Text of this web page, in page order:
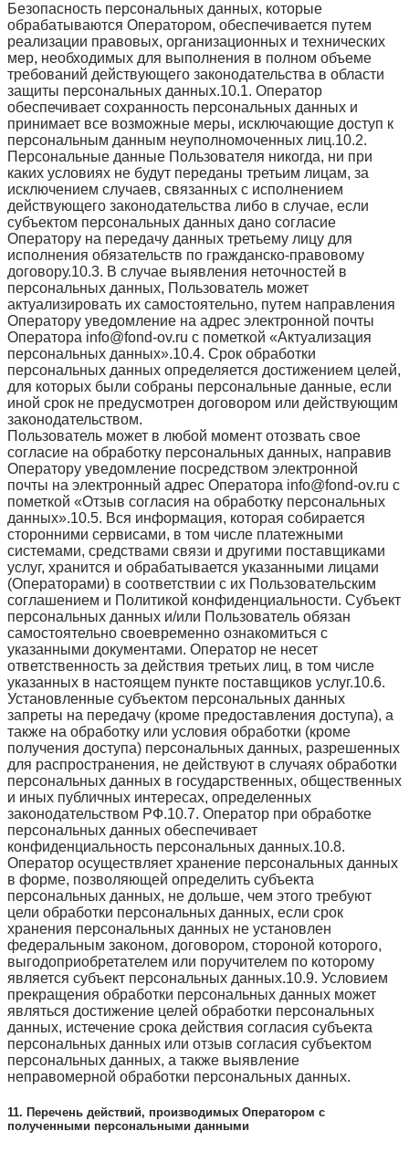
Безопасность персональных данных, которые
обрабатываются Оператором, обеспечивается путем
реализации правовых, организационных и технических
мер, необходимых для выполнения в полном объеме
требований действующего законодательства в области
защиты персональных данных.10.1. Оператор
обеспечивает сохранность персональных данных и
принимает все возможные меры, исключающие доступ к
персональным данным неуполномоченных лиц.10.2.
Персональные данные Пользователя никогда, ни при
каких условиях не будут переданы третьим лицам, за
исключением случаев, связанных с исполнением
действующего законодательства либо в случае, если
субъектом персональных данных дано согласие
Оператору на передачу данных третьему лицу для
исполнения обязательств по гражданско-правовому
договору.10.3. В случае выявления неточностей в
персональных данных, Пользователь может
актуализировать их самостоятельно, путем направления
Оператору уведомление на адрес электронной почты
Оператора info@fond-ov.ru с пометкой «Актуализация
персональных данных».10.4. Срок обработки
персональных данных определяется достижением целей,
для которых были собраны персональные данные, если
иной срок не предусмотрен договором или действующим
законодательством.
Пользователь может в любой момент отозвать свое
согласие на обработку персональных данных, направив
Оператору уведомление посредством электронной
почты на электронный адрес Оператора info@fond-ov.ru с
пометкой «Отзыв согласия на обработку персональных
данных».10.5. Вся информация, которая собирается
сторонними сервисами, в том числе платежными
системами, средствами связи и другими поставщиками
услуг, хранится и обрабатывается указанными лицами
(Операторами) в соответствии с их Пользовательским
соглашением и Политикой конфиденциальности. Субъект
персональных данных и/или Пользователь обязан
самостоятельно своевременно ознакомиться с
указанными документами. Оператор не несет
ответственность за действия третьих лиц, в том числе
указанных в настоящем пункте поставщиков услуг.10.6.
Установленные субъектом персональных данных
запреты на передачу (кроме предоставления доступа), а
также на обработку или условия обработки (кроме
получения доступа) персональных данных, разрешенных
для распространения, не действуют в случаях обработки
персональных данных в государственных, общественных
и иных публичных интересах, определенных
законодательством РФ.10.7. Оператор при обработке
персональных данных обеспечивает
конфиденциальность персональных данных.10.8.
Оператор осуществляет хранение персональных данных
в форме, позволяющей определить субъекта
персональных данных, не дольше, чем этого требуют
цели обработки персональных данных, если срок
хранения персональных данных не установлен
федеральным законом, договором, стороной которого,
выгодоприобретателем или поручителем по которому
является субъект персональных данных.10.9. Условием
прекращения обработки персональных данных может
являться достижение целей обработки персональных
данных, истечение срока действия согласия субъекта
персональных данных или отзыв согласия субъектом
персональных данных, а также выявление
неправомерной обработки персональных данных.
11. Перечень действий, производимых Оператором с
полученными персональными данными